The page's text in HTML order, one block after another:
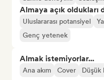
Almaya açık oldukları
Uluslararası potansiyel
Genç yetenek
Almak istemiyorlar...
Ana akım Cover Düşük